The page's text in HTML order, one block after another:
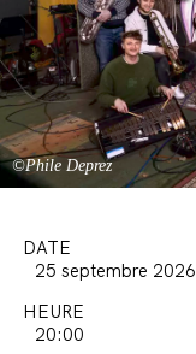
©Phile Deprez
DATE
25 septembre 2026
HEURE
20:00